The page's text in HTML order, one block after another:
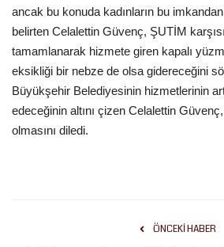
Sağlık
İletişim
Kültür Sanat
ancak bu konuda kadınların bu imkandan
belirten Celalettin Güvenç, ŞUTİM
tamamlanarak hizmete giren kapalı
eksikliği bir nebze de olsa gidereceğini
Büyükşehir Belediyesinin hizmetlerinin
edeceğinin altını çizen Celalettin
olmasını diledi.
ÖNCEKI HABER